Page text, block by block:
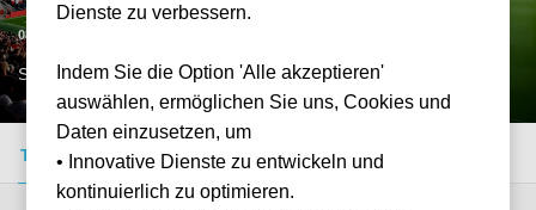
08.09.2026
SOU, GB
Tickets kaufen Event-Info FAQ
Dienste zu verbessern.
Indem Sie die Option 'Alle akzeptieren'
auswählen, ermöglichen Sie uns, Cookies und
Daten einzusetzen, um
• Innovative Dienste zu entwickeln und
kontinuierlich zu optimieren.